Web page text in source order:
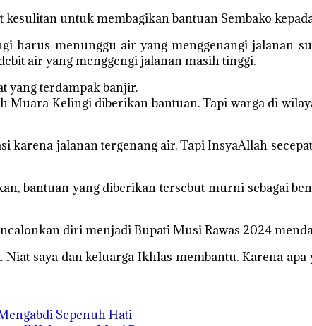
untuk membagikan bantuan Sembako
harus menunggu air yang menggenangi jalanan
air yang menggengi jalanan masih tinggi.
yang terdampak banjir.
Kelingi diberikan bantuan. Tapi warga di
karena jalanan tergenang air. Tapi InsyaAllah
bantuan yang diberikan tersebut murni sebagai
diri menjadi Bupati Musi Rawas 2024
saya dan keluarga Ikhlas membantu. Karena
Sepenuh Hati